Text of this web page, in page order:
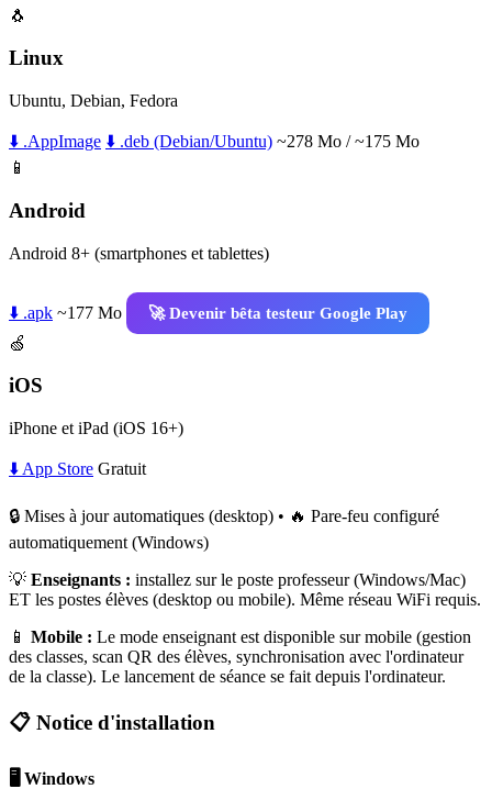
🐧
Linux
Ubuntu, Debian, Fedora
⬇️ .AppImage ⬇️ .deb (Debian/Ubuntu) ~278 Mo / ~175 Mo
📱
Android
Android 8+ (smartphones et tablettes)
⬇️ .apk ~177 Mo
🚀 Devenir bêta testeur Google Play
🍏
iOS
iPhone et iPad (iOS 16+)
⬇️ App Store Gratuit
🔒 Mises à jour automatiques (desktop) • 🔥 Pare-feu configuré
automatiquement (Windows)
💡 Enseignants : installez sur le poste professeur (Windows/Mac)
ET les postes élèves (desktop ou mobile). Même réseau WiFi requis.
📱 Mobile : Le mode enseignant est disponible sur mobile (gestion
des classes, scan QR des élèves, synchronisation avec l'ordinateur
de la classe). Le lancement de séance se fait depuis l'ordinateur.
📋 Notice d'installation
🖥️ Windows